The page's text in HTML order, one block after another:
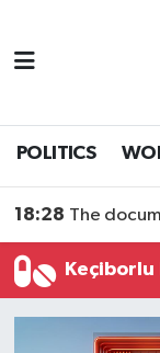
POLITICS
18:28 The documentary
Nöbetçi